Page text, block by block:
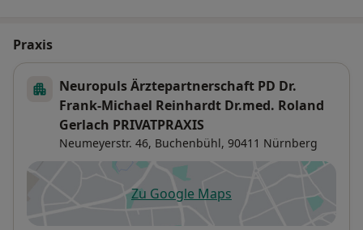
Praxis
Neuropuls Ärztepartnerschaft PD Dr.
Frank-Michael Reinhardt Dr.med. Roland
Gerlach PRIVATPRAXIS
Neumeyerstr. 46, Buchenbühl, 90411 Nürnberg
Zu Google Mapsöffnet in einer neuen